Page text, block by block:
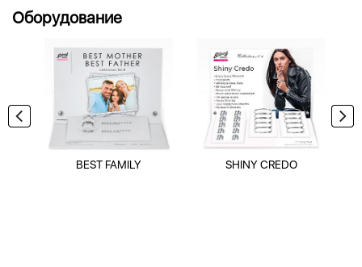
Оборудование
BEST FAMILY SHINY CREDO